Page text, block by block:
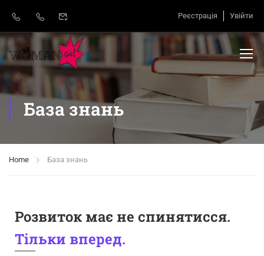
Реєстрація Увійти
База знань
Home База знань
Розвиток має не спинятисся.
Тільки вперед.